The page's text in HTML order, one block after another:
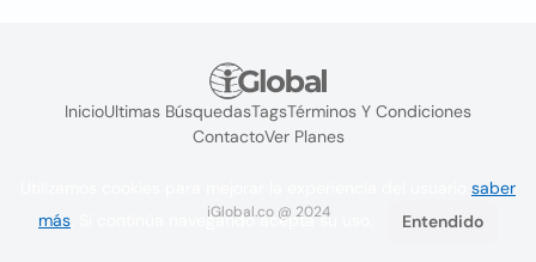
InicioUltimas BúsquedasTagsTérminos Y Condiciones
ContactoVer Planes
iGlobal.co @ 2024
saber
más . Si continúa navegando acepta su uso. Entendido